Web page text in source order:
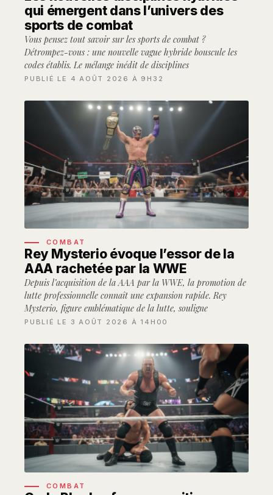
qui émergent dans l’univers des
sports de combat
Vous pensez tout savoir sur les sports de combat ?
Détrompez-vous : une nouvelle vague hybride bouscule les
codes établis. Le mélange inédit de disciplines
PUBLIÉ LE 4 AOÛT 2026 À 9H32
COMBAT
Rey Mysterio évoque l’essor de la
AAA rachetée par la WWE
Depuis l’acquisition de la AAA par la WWE, la promotion de
lutte professionnelle connaît une expansion rapide. Rey
Mysterio, figure emblématique de la lutte, souligne
PUBLIÉ LE 3 AOÛT 2026 À 14H00
COMBAT